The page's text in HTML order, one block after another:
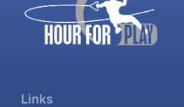
Links